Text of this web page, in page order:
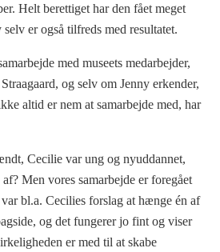
Helt berettiget har den fået meget
er også tilfreds med resultatet.
med museets medarbejder,
og selv om Jenny erkender,
altid er nem at samarbejde med, har
Cecilie var ung og nyuddannet,
Men vores samarbejde er foregået
bl.a. Cecilies forslag at hænge én af
og det fungerer jo fint og viser
er med til at skabe